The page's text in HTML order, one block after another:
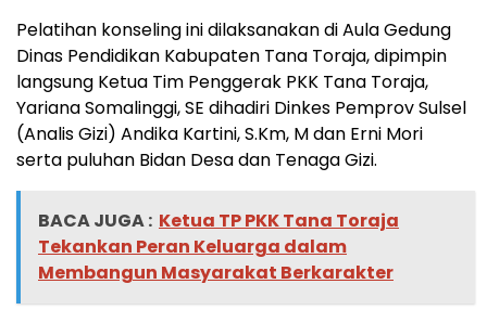
Pelatihan konseling ini dilaksanakan di Aula Gedung
Dinas Pendidikan Kabupaten Tana Toraja, dipimpin
langsung Ketua Tim Penggerak PKK Tana Toraja,
Yariana Somalinggi, SE dihadiri Dinkes Pemprov Sulsel
(Analis Gizi) Andika Kartini, S.Km, M dan Erni Mori
serta puluhan Bidan Desa dan Tenaga Gizi.
BACA JUGA : Ketua TP PKK Tana Toraja
Tekankan Peran Keluarga dalam
Membangun Masyarakat Berkarakter